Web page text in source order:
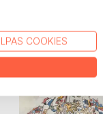
COOKIES